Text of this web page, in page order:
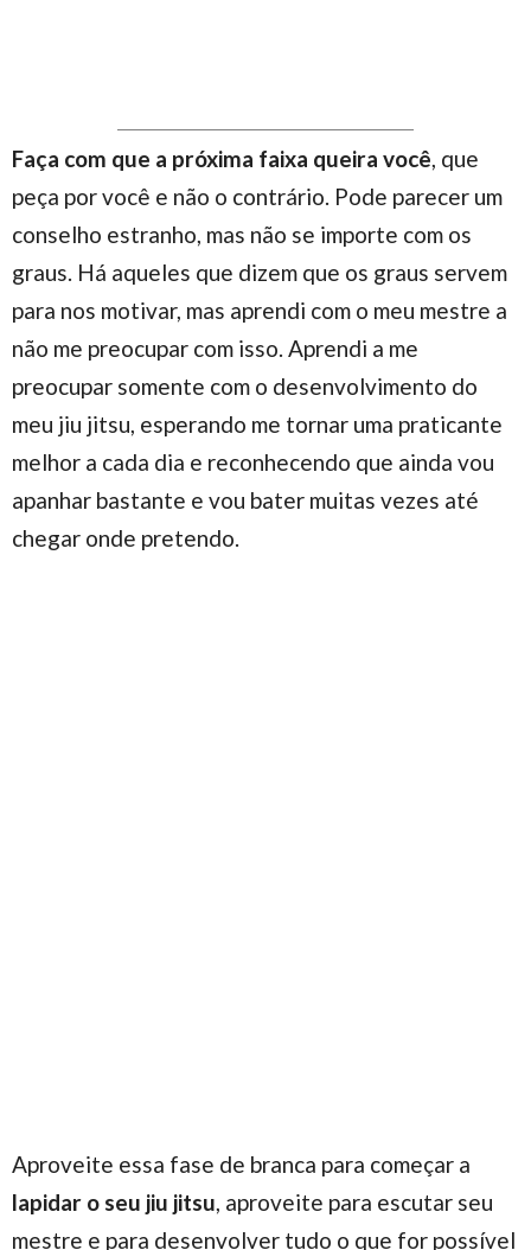
Faça com que a próxima faixa queira você, que
peça por você e não o contrário. Pode parecer um
conselho estranho, mas não se importe com os
graus. Há aqueles que dizem que os graus servem
para nos motivar, mas aprendi com o meu mestre a
não me preocupar com isso. Aprendi a me
preocupar somente com o desenvolvimento do
meu jiu jitsu, esperando me tornar uma praticante
melhor a cada dia e reconhecendo que ainda vou
apanhar bastante e vou bater muitas vezes até
chegar onde pretendo.
Aproveite essa fase de branca para começar a
lapidar o seu jiu jitsu, aproveite para escutar seu
mestre e para desenvolver tudo o que for possível